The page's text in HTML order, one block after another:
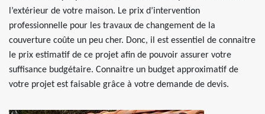
l’extérieur de votre maison. Le prix d’intervention
professionnelle pour les travaux de changement de la
couverture coûte un peu cher. Donc, il est essentiel de connaitre
le prix estimatif de ce projet afin de pouvoir assurer votre
suffisance budgétaire. Connaitre un budget approximatif de
votre projet est faisable grâce à votre demande de devis.